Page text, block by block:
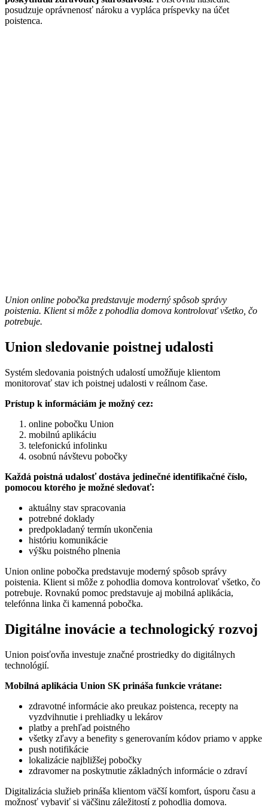
posudzuje oprávnenosť nároku a vypláca príspevky na účet
poistenca.
Union online pobočka predstavuje moderný spôsob správy
poistenia. Klient si môže z pohodlia domova kontrolovať všetko, čo
potrebuje.
Union sledovanie poistnej udalosti
Systém sledovania poistných udalostí umožňuje klientom
monitorovať stav ich poistnej udalosti v reálnom čase.
Prístup k informáciám je možný cez:
online pobočku Union
mobilnú aplikáciu
telefonickú infolinku
osobnú návštevu pobočky
Každá poistná udalosť dostáva jedinečné identifikačné číslo,
pomocou ktorého je možné sledovať:
aktuálny stav spracovania
potrebné doklady
predpokladaný termín ukončenia
históriu komunikácie
výšku poistného plnenia
Union online pobočka predstavuje moderný spôsob správy
poistenia. Klient si môže z pohodlia domova kontrolovať všetko, čo
potrebuje. Rovnakú pomoc predstavuje aj mobilná aplikácia,
telefónna linka či kamenná pobočka.
Digitálne inovácie a technologický rozvoj
Union poisťovňa investuje značné prostriedky do digitálnych
technológií.
Mobilná aplikácia Union SK prináša funkcie vrátane:
zdravotné informácie ako preukaz poistenca, recepty na
vyzdvihnutie i prehliadky u lekárov
platby a prehľad poistného
všetky zľavy a benefity s generovaním kódov priamo v appke
push notifikácie
lokalizácie najbližšej pobočky
zdravomer na poskytnutie základných informácie o zdraví
Digitalizácia služieb prináša klientom väčší komfort, úsporu času a
možnosť vybaviť si väčšinu záležitostí z pohodlia domova.